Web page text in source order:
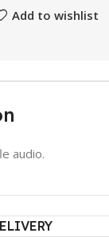
Add to wishlist
audio.